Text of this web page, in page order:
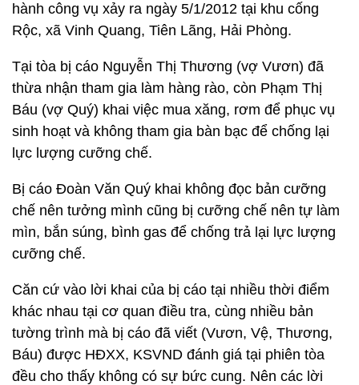
hành công vụ xảy ra ngày 5/1/2012 tại khu cống
Rộc, xã Vinh Quang, Tiên Lãng, Hải Phòng.
Tại tòa bị cáo Nguyễn Thị Thương (vợ Vươn) đã
thừa nhận tham gia làm hàng rào, còn Phạm Thị
Báu (vợ Quý) khai việc mua xăng, rơm để phục vụ
sinh hoạt và không tham gia bàn bạc để chống lại
lực lượng cưỡng chế.
Bị cáo Đoàn Văn Quý khai không đọc bản cưỡng
chế nên tưởng mình cũng bị cưỡng chế nên tự làm
mìn, bắn súng, bình gas để chống trả lại lực lượng
cưỡng chế.
Căn cứ vào lời khai của bị cáo tại nhiều thời điểm
khác nhau tại cơ quan điều tra, cùng nhiều bản
tường trình mà bị cáo đã viết (Vươn, Vệ, Thương,
Báu) được HĐXX, KSVND đánh giá tại phiên tòa
đều cho thấy không có sự bức cung. Nên các lời